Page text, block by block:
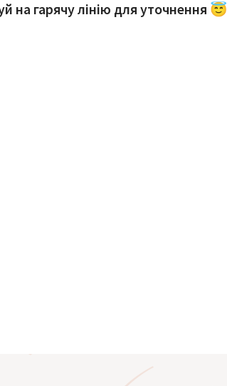
на гарячу лінію для уточнення 😇